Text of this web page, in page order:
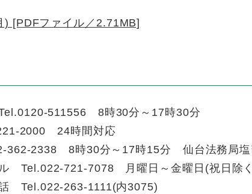
) [PDFファイル／2.71MB]
511556 8時30分～17時30分
2000 24時間対応
362-2338 8時30分～17時15分 仙台法務局塩
ル Tel.022-721-7078 月曜日～金曜日(祝日除
Tel.022-263-1111(内3075)